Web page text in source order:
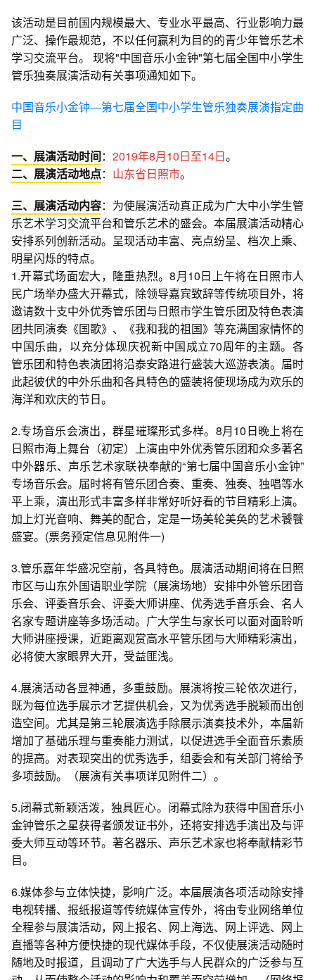
该活动是目前国内规模最大、专业水平最高、行业影响力最
广泛、操作最规范，不以任何赢利为目的的青少年管乐艺术
学习交流平台。 现将"中国音乐小金钟"第七届全国中小学生
管乐独奏展演活动有关事项通知如下。
中国音乐小金钟—第七届全国中小学生管乐独奏展演指定曲
目
一、展演活动时间： 2019年8月10日至14日。
二、展演活动地点： 山东省日照市。
三、展演活动内容：为使展演活动真正成为广大中小学生管
乐艺术学习交流平台和管乐艺术的盛会。本届展演活动精心
安排系列创新活动。呈现活动丰富、亮点纷呈、档次上乘、
明星闪烁的特点。
1.开幕式场面宏大，隆重热烈。8月10日上午将在日照市人
民广场举办盛大开幕式，除领导嘉宾致辞等传统项目外，将
邀请数十支中外优秀管乐团与日照市学生管乐团及特色表演
团共同演奏《国歌》、《我和我的祖国》等充满国家情怀的
中国乐曲，以充分体现庆祝新中国成立70周年的主题。各
管乐团和特色表演团将沿泰安路进行盛装大巡游表演。届时
此起彼伏的中外乐曲和各具特色的盛装将使现场成为欢乐的
海洋和欢庆的节日。
2.专场音乐会演出，群星璀璨形式多样。8月10日晚上将在
日照市海上舞台（初定）上演由中外优秀管乐团和众多著名
中外器乐、声乐艺术家联袂奉献的“第七届中国音乐小金钟”
专场音乐会。届时将有管乐团合奏、重奏、独奏、独唱等水
平上乘，演出形式丰富多样非常好听好看的节目精彩上演。
加上灯光音响、舞美的配合，定是一场美轮美奂的艺术饕餮
盛宴。(票务预定信息见附件一)
3.管乐嘉年华盛况空前，各具特色。展演活动期间将在日照
市区与山东外国语职业学院（展演场地）安排中外管乐团音
乐会、评委音乐会、评委大师讲座、优秀选手音乐会、名人
名家专题讲座等多场活动。广大学生与家长可以面对面聆听
大师讲座授课，近距离观赏高水平管乐团与大师精彩演出，
必将使大家眼界大开，受益匪浅。
4.展演活动各显神通，多重鼓励。展演将按三轮依次进行，
既为每位选手展示才艺提供机会，又为优秀选手脱颖而出创
造空间。尤其是第三轮展演选手除展示演奏技术外，本届新
增加了基础乐理与重奏能力测试，以促进选手全面音乐素质
的提高。对表现突出的优秀选手，组委会和有关部门将给予
多项鼓励。（展演有关事项详见附件二）。
5.闭幕式新颖活泼，独具匠心。闭幕式除为获得中国音乐小
金钟管乐之星获得者颁发证书外，还将安排选手演出及与评
委大师互动等环节。著名器乐、声乐艺术家也将奉献精彩节
目。
6.媒体参与立体快捷，影响广泛。本届展演各项活动除安排
电视转播、报纸报道等传统媒体宣传外，将由专业网络单位
全程参与展演活动，网上报名、网上海选、网上评选、网上
直播等各种方便快捷的现代媒体手段，不仅使展演活动随时
随地及时报道，且调动了广大选手与人民群众的广泛参与互